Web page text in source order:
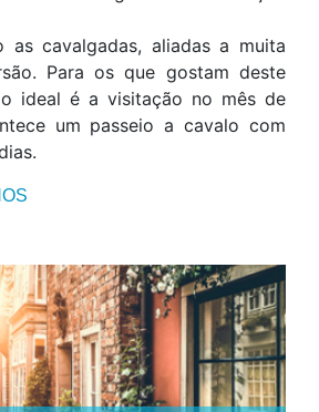
as cavalgadas, aliadas a muita
Para os que gostam deste
ideal é a visitação no mês de
um passeio a cavalo com